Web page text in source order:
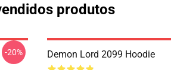
produtos
-20% Demon Lord 2099 Hoodie